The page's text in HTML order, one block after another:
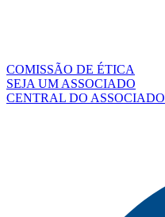
COMISSÃO DE ÉTICA
SEJA UM ASSOCIADO
CENTRAL DO ASSOCIADO